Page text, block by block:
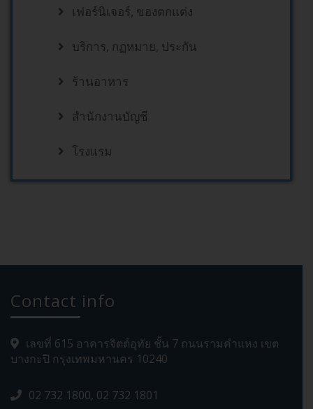
เฟอร์นิเจอร์, ของตกแต่ง
บริการ, กฏหมาย, ประกัน
ร้านอาหาร
สำนักงานบัญชี
โรงแรม
Contact info
เลขที่ 615 อาคารจิตต์อุทัย ชั้น 7 ถนนรามคำแหง เขต
บางกะปิ กรุงเทพมหานคร 10240
02 732 1800, 02 732 1801